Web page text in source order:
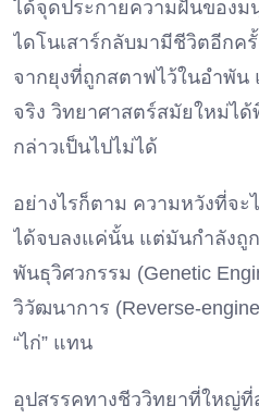
ได้จุดประกายความฝันของม
ไดโนเสาร์กลับมามีชีวิตอีกค
จากยุงที่ถูกสตาฟไว้ในอำพัน
จริง วิทยาศาสตร์สมัยใหม่ไ
กล่าวเป็นไปไม่ได้
อย่างไรก็ตาม ความหวังที่จ
ได้จบลงแค่นั้น แต่มันกำลังถู
พันธุวิศวกรรม (Genetic
วิวัฒนาการ (Reverse-
“ไก่” แทน
อุปสรรคทางชีววิทยาที่ใหญ่ที่